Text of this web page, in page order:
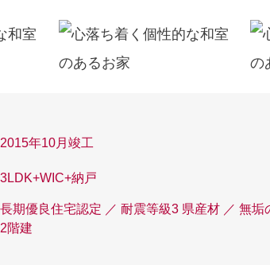
2015年10月竣工
3LDK+WIC+納戸
長期優良住宅認定 ／ 耐震等級3 県産材 ／ 無垢
2階建